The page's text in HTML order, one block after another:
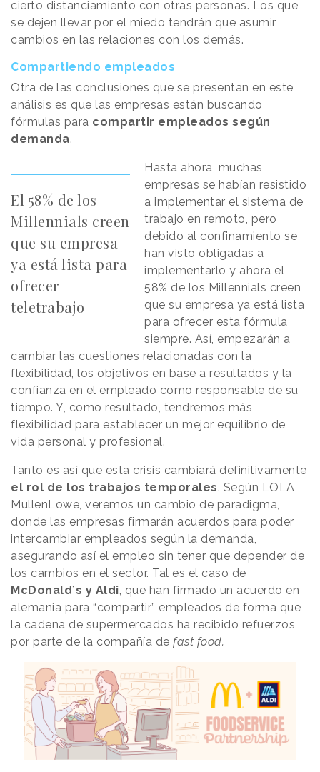
cierto distanciamiento con otras personas. Los que
se dejen llevar por el miedo tendrán que asumir
cambios en las relaciones con los demás.
Compartiendo empleados
Otra de las conclusiones que se presentan en este
análisis es que las empresas están buscando
fórmulas para compartir empleados según
demanda.
El 58% de los
Millennials creen
que su empresa
ya está lista para
ofrecer
teletrabajo
Hasta ahora, muchas
empresas se habían resistido
a implementar el sistema de
trabajo en remoto, pero
debido al confinamiento se
han visto obligadas a
implementarlo y ahora el
58% de los Millennials creen
que su empresa ya está lista
para ofrecer esta fórmula
siempre. Así, empezarán a
cambiar las cuestiones relacionadas con la
flexibilidad, los objetivos en base a resultados y la
confianza en el empleado como responsable de su
tiempo. Y, como resultado, tendremos más
flexibilidad para establecer un mejor equilibrio de
vida personal y profesional.
Tanto es así que esta crisis cambiará definitivamente
el rol de los trabajos temporales. Según LOLA
MullenLowe, veremos un cambio de paradigma,
donde las empresas firmarán acuerdos para poder
intercambiar empleados según la demanda,
asegurando así el empleo sin tener que depender de
los cambios en el sector. Tal es el caso de
McDonald´s y Aldi, que han firmado un acuerdo en
alemania para “compartir” empleados de forma que
la cadena de supermercados ha recibido refuerzos
por parte de la compañía de fast food.